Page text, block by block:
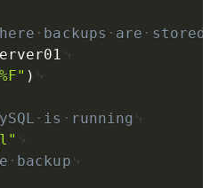
backups are
stored
)
is
running
backup